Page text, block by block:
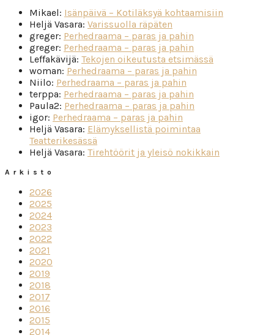
Mikael: Isänpäivä – Kotiläksyä kohtaamisiin
Heljä Vasara: Varissuolla räpäten
greger: Perhedraama – paras ja pahin
greger: Perhedraama – paras ja pahin
Leffakävijä: Tekojen oikeutusta etsimässä
woman: Perhedraama – paras ja pahin
Niilo: Perhedraama – paras ja pahin
terppa: Perhedraama – paras ja pahin
Paula2: Perhedraama – paras ja pahin
igor: Perhedraama – paras ja pahin
Heljä Vasara: Elämyksellistä poimintaa
Teatterikesässä
Heljä Vasara: Tirehtöörit ja yleisö nokikkain
Arkisto
2026
2025
2024
2023
2022
2021
2020
2019
2018
2017
2016
2015
2014